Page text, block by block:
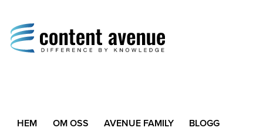
Difference by Knowledge
HEM OM OSS AVENUE FAMILY
BLOGG